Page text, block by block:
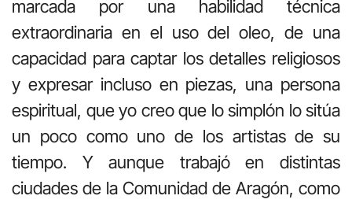
marcada por una habilidad técnica
extraordinaria en el uso del oleo, de una
capacidad para captar los detalles religiosos
y expresar incluso en piezas, una persona
espiritual, que yo creo que lo simplón lo sitúa
un poco como uno de los artistas de su
tiempo. Y aunque trabajó en distintas
ciudades de la Comunidad de Aragón, como